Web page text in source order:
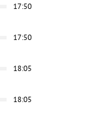
17:50
17:50
18:05
18:05